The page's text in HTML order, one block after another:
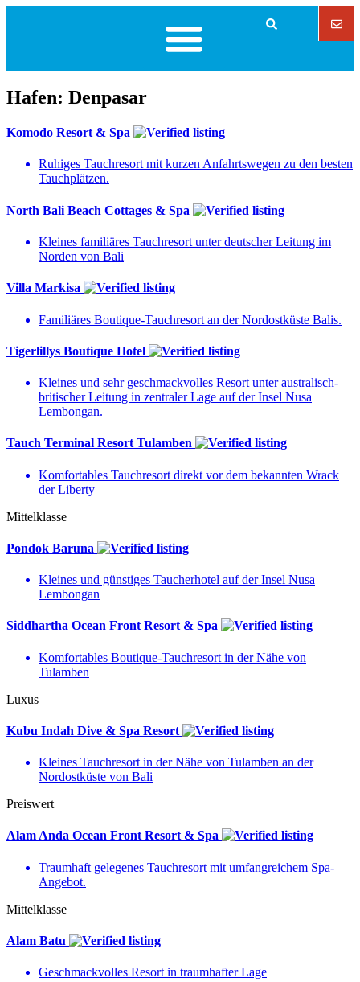
Hafen: Denpasar
Komodo Resort & Spa
Ruhiges Tauchresort mit kurzen Anfahrtswegen zu den besten
Tauchplätzen.
North Bali Beach Cottages & Spa
Kleines familiäres Tauchresort unter deutscher Leitung im
Norden von Bali
Villa Markisa
Familiäres Boutique-Tauchresort an der Nordostküste Balis.
Tigerlillys Boutique Hotel
Kleines und sehr geschmackvolles Resort unter australisch-
britischer Leitung in zentraler Lage auf der Insel Nusa
Lembongan.
Tauch Terminal Resort Tulamben
Komfortables Tauchresort direkt vor dem bekannten Wrack
der Liberty
Mittelklasse
Pondok Baruna
Kleines und günstiges Taucherhotel auf der Insel Nusa
Lembongan
Siddhartha Ocean Front Resort & Spa
Komfortables Boutique-Tauchresort in der Nähe von
Tulamben
Luxus
Kubu Indah Dive & Spa Resort
Kleines Tauchresort in der Nähe von Tulamben an der
Nordostküste von Bali
Preiswert
Alam Anda Ocean Front Resort & Spa
Traumhaft gelegenes Tauchresort mit umfangreichem Spa-
Angebot.
Mittelklasse
Alam Batu
Geschmackvolles Resort in traumhafter Lage